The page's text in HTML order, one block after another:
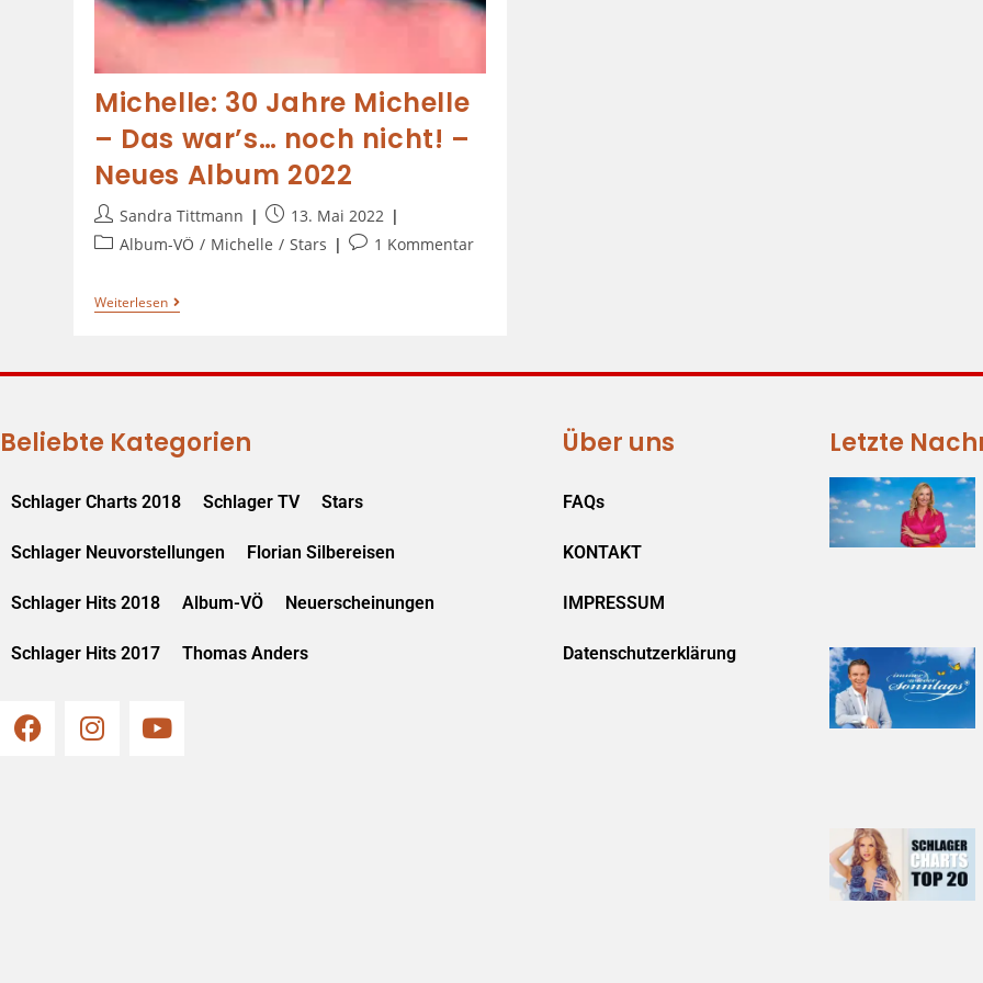
Michelle: 30 Jahre Michelle
– Das war’s… noch nicht! –
Neues Album 2022
Sandra Tittmann
13. Mai 2022
Album-VÖ / Michelle / Stars 1 Kommentar
Weiterlesen
Beliebte Kategorien
Schlager Charts 2018 Schlager TV Stars
Schlager Neuvorstellungen Florian Silbereisen
Schlager Hits 2018 Album-VÖ Neuerscheinungen
Schlager Hits 2017 Thomas Anders
Über uns
FAQs
KONTAKT
IMPRESSUM
Datenschutzerklärung
Letzte